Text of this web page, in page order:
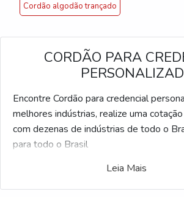
Cordão algodão trançado
CORDÃO PARA
Encontre Cordão para credencial
melhores indústrias, realize uma
com dezenas de indústrias de todo o
para todo o Brasil
Feito para facilitar a sua vida, a
Industriais desenvolveu a maior gama
Leia Mais